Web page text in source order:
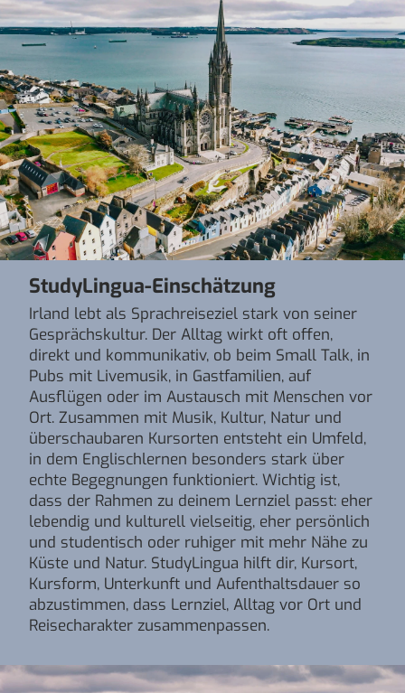
StudyLingua-Einschätzung
Irland lebt als Sprachreiseziel stark von seiner
Gesprächskultur. Der Alltag wirkt oft offen,
direkt und kommunikativ, ob beim Small Talk, in
Pubs mit Livemusik, in Gastfamilien, auf
Ausflügen oder im Austausch mit Menschen vor
Ort. Zusammen mit Musik, Kultur, Natur und
überschaubaren Kursorten entsteht ein Umfeld,
in dem Englischlernen besonders stark über
echte Begegnungen funktioniert. Wichtig ist,
dass der Rahmen zu deinem Lernziel passt: eher
lebendig und kulturell vielseitig, eher persönlich
und studentisch oder ruhiger mit mehr Nähe zu
Küste und Natur. StudyLingua hilft dir, Kursort,
Kursform, Unterkunft und Aufenthaltsdauer so
abzustimmen, dass Lernziel, Alltag vor Ort und
Reisecharakter zusammenpassen.